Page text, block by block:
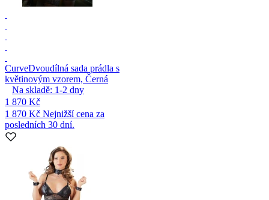
CurveDvoudílná sada prádla s
květinovým vzorem, Černá
Na skladě: 1-2 dny
1 870 Kč
1 870 Kč Nejnižší cena za
posledních 30 dní.